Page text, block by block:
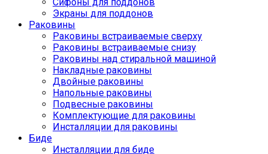
Сифоны для поддонов
Экраны для поддонов
Раковины
Раковины встраиваемые сверху
Раковины встраиваемые снизу
Раковины над стиральной машиной
Накладные раковины
Двойные раковины
Напольные раковины
Подвесные раковины
Комплектующие для раковины
Инсталляции для раковины
Биде
Инсталляции для биде